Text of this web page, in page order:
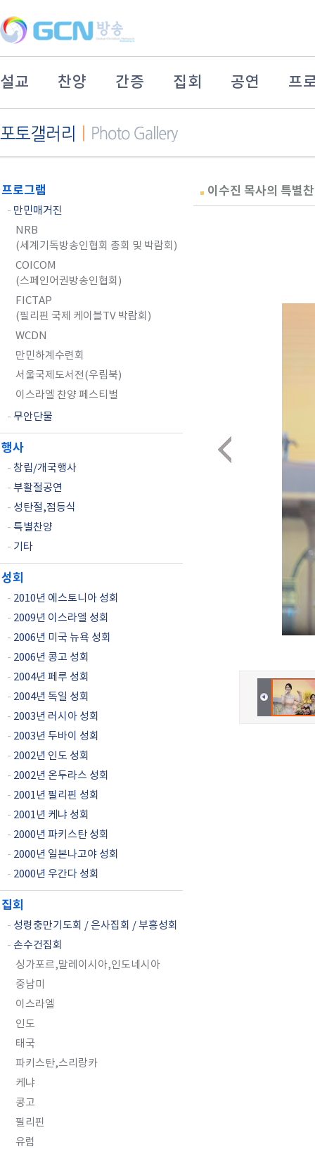
설교 찬양 간증 집회 공연 프
프로그램
- 만민매거진
NRB
(세계기독방송인협회 총회 및 박람회)
COICOM
(스페인어권방송인협회)
FICTAP
(필리핀 국제 케이블TV 박람회)
WCDN
만민하계수련회
서울국제도서전(우림북)
이스라엘 찬양 페스티벌
- 무안단물
행사
- 창립/개국행사
- 부활절공연
- 성탄절,점등식
- 특별찬양
- 기타
성회
- 2010년 에스토니아 성회
- 2009년 이스라엘 성회
- 2006년 미국 뉴욕 성회
- 2006년 콩고 성회
- 2004년 페루 성회
- 2004년 독일 성회
- 2003년 러시아 성회
- 2003년 두바이 성회
- 2002년 인도 성회
- 2002년 온두라스 성회
- 2001년 필리핀 성회
- 2001년 케냐 성회
- 2000년 파키스탄 성회
- 2000년 일본나고야 성회
- 2000년 우간다 성회
집회
- 성령충만기도회 / 은사집회 / 부흥성회
- 손수건집회
싱가포르,말레이시아,인도네시아
중남미
이스라엘
인도
태국
파키스탄,스리랑카
케냐
콩고
필리핀
유럽
이수진 목사의 특별